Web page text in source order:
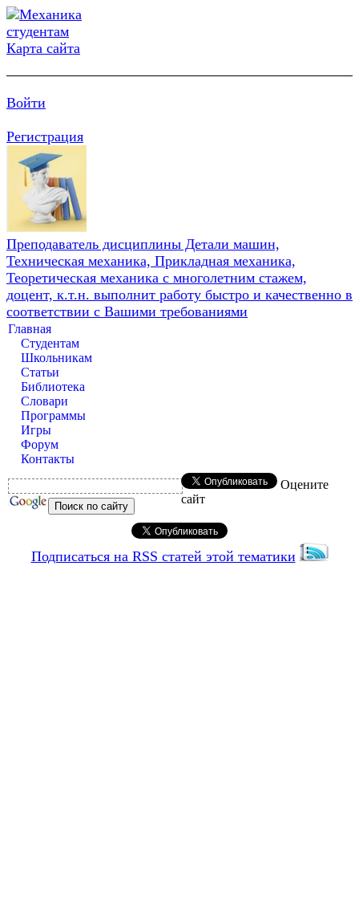
Карта сайта
Войти
Регистрация
Преподаватель дисциплины Детали машин,
Техническая механика, Прикладная механика,
Теоретическая механика с многолетним стажем,
доцент, к.т.н. выполнит работу быстро и качественно в
соответствии с Вашими требованиями
Главная
Студентам
Школьникам
Статьи
Библиотека
Словари
Программы
Игры
Форум
Контакты
Оцените
сайт
Подписаться на RSS статей этой тематики